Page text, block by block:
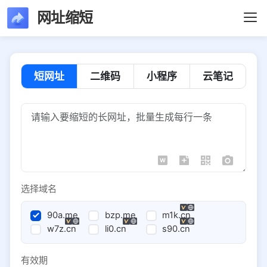
网址缩短
短网址 二维码 小程序 云笔记
选择域名
90a.me bzp.me
m1k.cn
w7z.cn
li0.cn s90.cn
有效期